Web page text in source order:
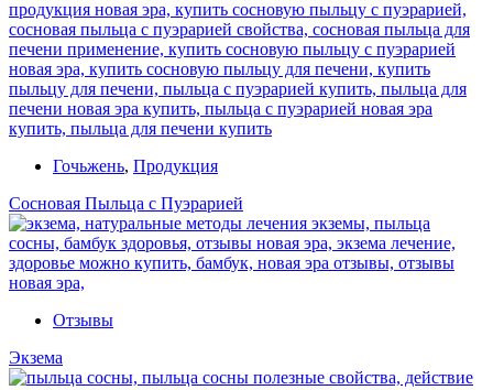
Гочьжень, Продукция
Сосновая Пыльца с Пуэрарией
Отзывы
Экзема